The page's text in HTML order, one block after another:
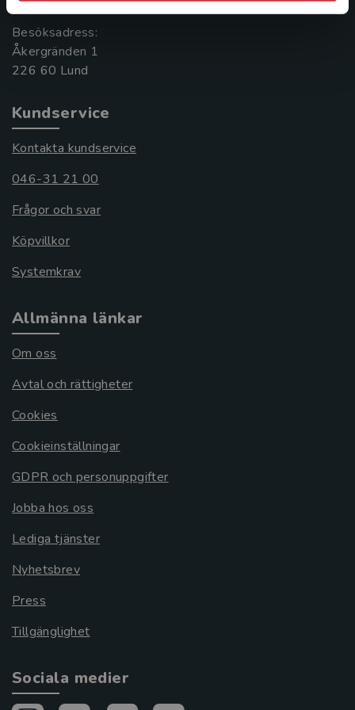
Besöksadress:
Åkergränden 1
Kundservice
Kontakta kundservice
046-31 21 00
Frågor och svar
Köpvillkor
Systemkrav
Allmänna länkar
Om oss
Avtal och rättigheter
Cookies
Cookieinställningar
GDPR och personuppgifter
Jobba hos oss
Lediga tjänster
Nyhetsbrev
Press
Tillgänglighet
Sociala medier